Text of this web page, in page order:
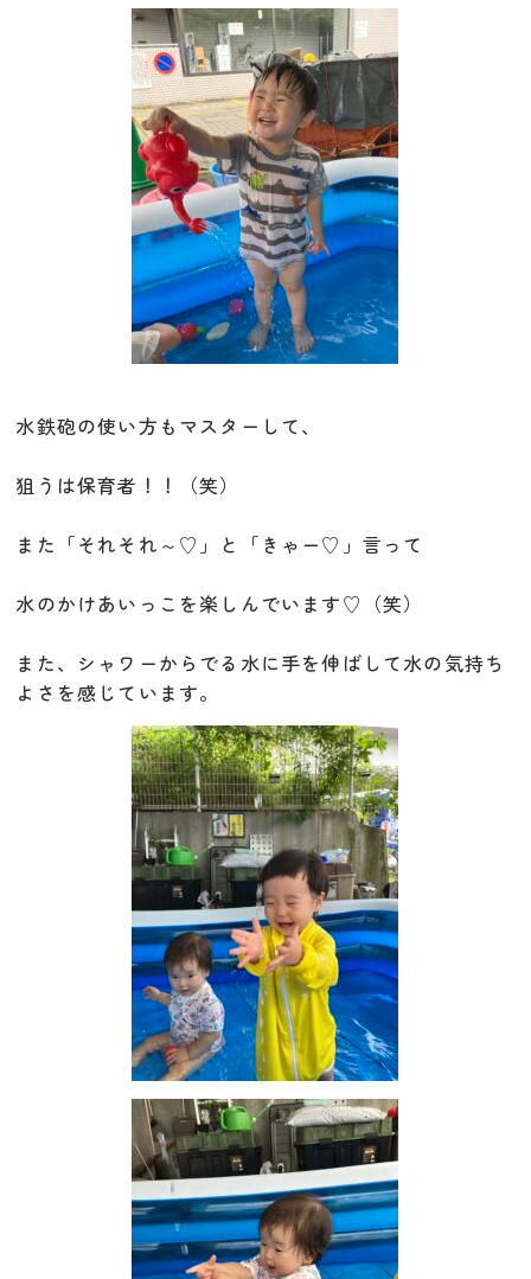
水鉄砲の使い方もマスターして、
狙うは保育者！！（笑）
また「それそれ～♡」と「きゃー♡」言って
水のかけあいっこを楽しんでいます♡（笑）
また、シャワーからでる水に手を伸ばして水の気持ち
よさを感じています。